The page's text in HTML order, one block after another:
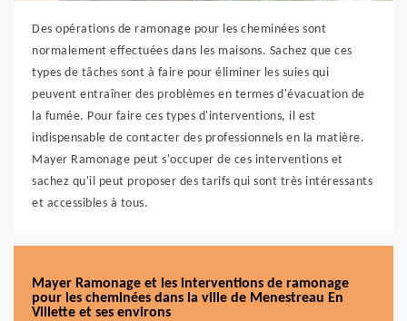
Des opérations de ramonage pour les cheminées sont
normalement effectuées dans les maisons. Sachez que ces
types de tâches sont à faire pour éliminer les suies qui
peuvent entraîner des problèmes en termes d'évacuation de
la fumée. Pour faire ces types d'interventions, il est
indispensable de contacter des professionnels en la matière.
Mayer Ramonage peut s'occuper de ces interventions et
sachez qu'il peut proposer des tarifs qui sont très intéressants
et accessibles à tous.
Mayer Ramonage et les interventions de ramonage
pour les cheminées dans la ville de Menestreau En
Villette et ses environs